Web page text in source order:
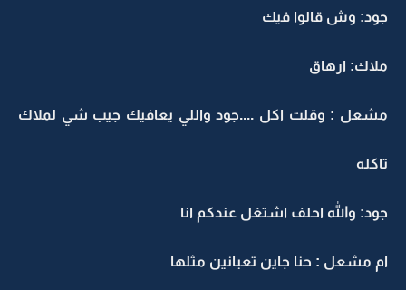
جود: وش قالوا فيك
ملاك: ارهاق
مشعل : وقلت اكل ....جود واللي يعافيك جيب شي لملاك
تاكله
جود: والله احلف اشتغل عندكم انا
ام مشعل : حنا جاين تعبانين مثلها